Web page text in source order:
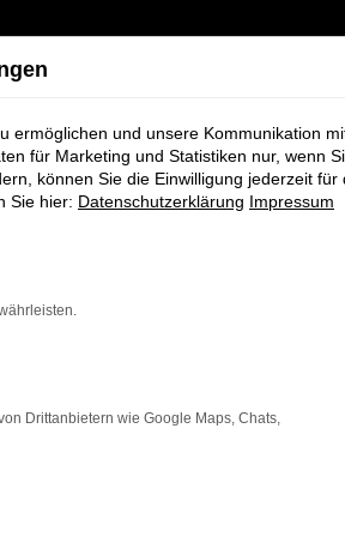
+ Koch
Spyder
bei
Fahrzeug suchen.
Mit
Alternative zum
überzeugt durch
ermöglichen und unsere Kommunikation
für Marketing und Statistiken nur, wenn
können Sie die Einwilligung jederzeit für
Sie hier: Datenschutzerklärung Impressum
Drittanbietern wie Google Maps, Chats,